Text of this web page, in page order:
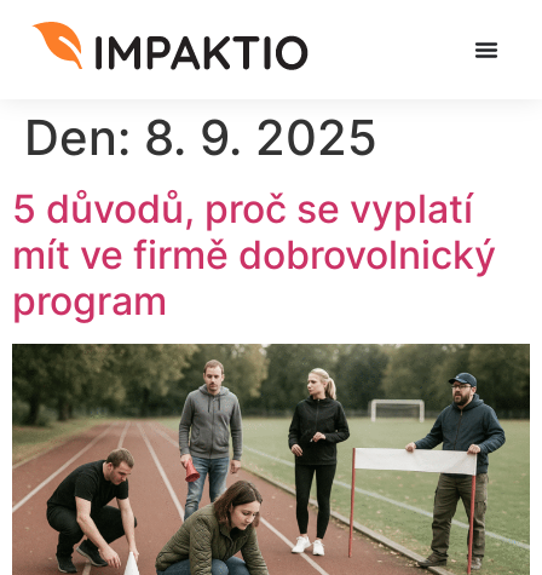
Den: 8. 9. 2025
5 důvodů, proč se vyplatí
mít ve firmě dobrovolnický
program